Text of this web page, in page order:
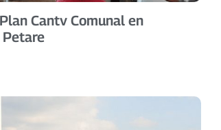
Cantv Comunal en